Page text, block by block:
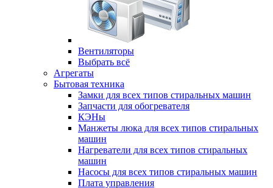
Вентиляторы
Выбрать всё
Агрегаты
Бытовая техника
Замки для всех типов стиральных машин
Запчасти для обогревателя
КЭНы
Манжеты люка для всех типов стиральных
машин
Нагреватели для всех типов стиральных
машин
Насосы для всех типов стиральных машин
Плата управления